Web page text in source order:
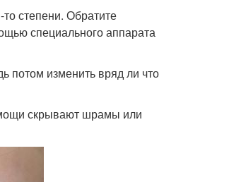
степени. Обратите
специального аппарата
потом изменить вряд ли что
скрывают шрамы или